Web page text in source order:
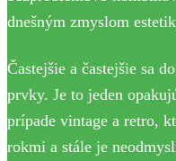
dnešným zmyslom
Častejšie a častejšie sa
prvky. Je to jeden
prípade vintage a retro,
rokmi a stále je